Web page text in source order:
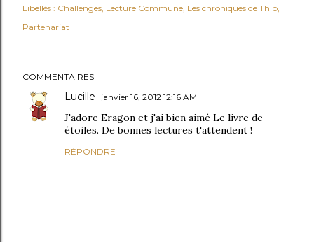
Libellés : Challenges Lecture Commune Les chroniques de Thib
Partenariat
COMMENTAIRES
Lucille janvier 16, 2012 12:16 AM
J'adore Eragon et j'ai bien aimé Le livre de
étoiles. De bonnes lectures t'attendent !
RÉPONDRE